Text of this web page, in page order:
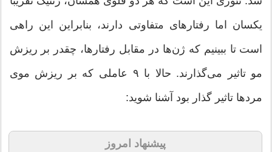
یکسان اما رفتارهای متفاوتی دارند، بنابراین این راهی
است تا ببینیم که ژن‌ها در مقابل رفتارها، چقدر بر ریزش
مو تاثیر می‌گذارند. حالا با ۹ عاملی که بر ریزش موی
مردها تاثیر گذار بود آشنا شوید:
پیشنهاد امروز